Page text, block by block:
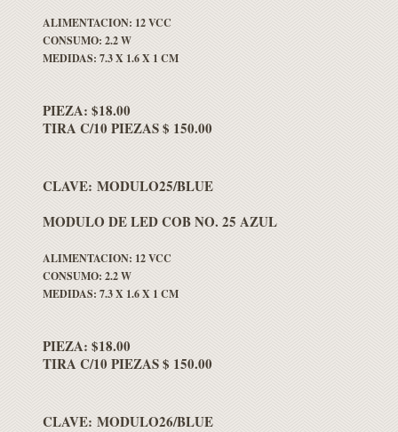
ALIMENTACION: 12 VCC
CONSUMO: 2.2 W
MEDIDAS: 7.3 X 1.6 X 1 CM
PIEZA: $18.00
TIRA C/10 PIEZAS $ 150.00
CLAVE: MODULO25/BLUE
MODULO DE LED COB NO. 25 AZUL
ALIMENTACION: 12 VCC
CONSUMO: 2.2 W
MEDIDAS: 7.3 X 1.6 X 1 CM
PIEZA: $18.00
TIRA C/10 PIEZAS $ 150.00
CLAVE: MODULO26/BLUE